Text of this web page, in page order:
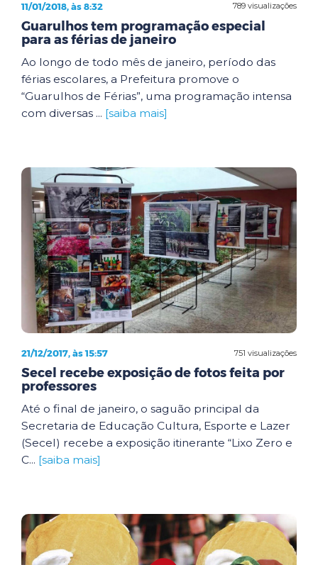
789 visualizações
11/01/2018, às 8:32
Guarulhos tem programação especial
para as férias de janeiro
Ao longo de todo mês de janeiro, período das
férias escolares, a Prefeitura promove o
“Guarulhos de Férias”, uma programação intensa
com diversas ... [saiba mais]
751 visualizações
21/12/2017, às 15:57
Secel recebe exposição de fotos feita por
professores
Até o final de janeiro, o saguão principal da
Secretaria de Educação Cultura, Esporte e Lazer
(Secel) recebe a exposição itinerante “Lixo Zero e
C... [saiba mais]